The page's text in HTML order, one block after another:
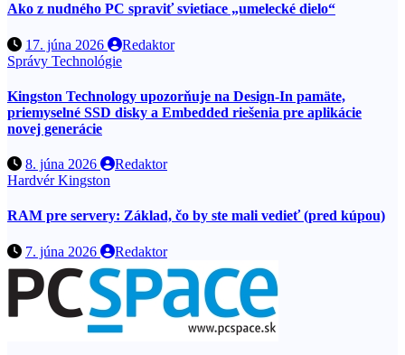
Ako z nudného PC spraviť svietiace „umelecké dielo“
17. júna 2026
Redaktor
Správy Technológie
Kingston Technology upozorňuje na Design-In pamäte,
priemyselné SSD disky a Embedded riešenia pre aplikácie
novej generácie
8. júna 2026
Redaktor
HardvérKingston
RAM pre servery: Základ, čo by ste mali vedieť (pred kúpou)
7. júna 2026 Redaktor